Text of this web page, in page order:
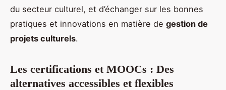
du secteur culturel, et d’échanger sur les bonnes
pratiques et innovations en matière de gestion de
projets culturels.
Les certifications et MOOCs : Des
alternatives accessibles et flexibles